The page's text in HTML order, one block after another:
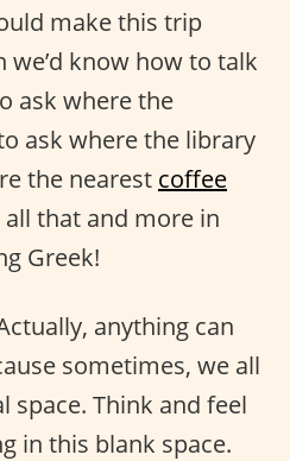
make this trip
we’d know how to talk
ask where the
ask where the library
the nearest coffee
all that and more in
Greek!
anything can
sometimes, we all
space. Think and feel
in this blank space.